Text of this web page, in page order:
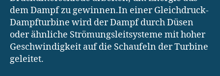
dem Dampf zu gewinnen.In einer Gleichdruck-
Dampfturbine wird der Dampf durch Düsen
oder ähnliche Strömungsleitsysteme mit hoher
Geschwindigkeit auf die Schaufeln der Turbine
geleitet.